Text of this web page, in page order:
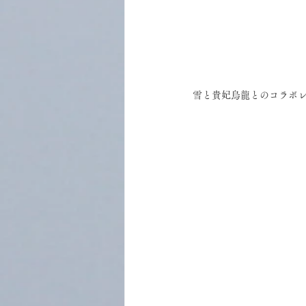
雪と貴妃烏龍とのコラボ